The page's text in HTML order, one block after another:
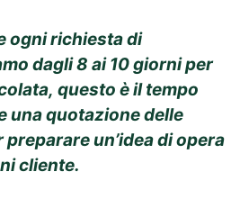
ogni richiesta di
dagli 8 ai 10 giorni per
questo è il tempo
una quotazione delle
un’idea di opera
cliente.